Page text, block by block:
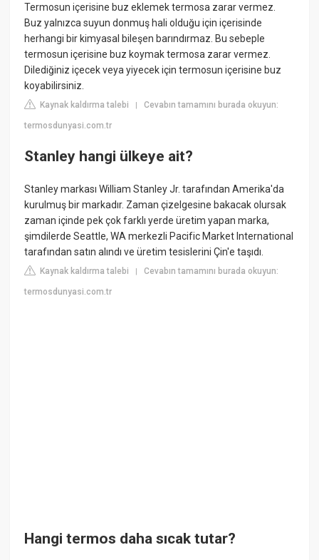
Termosun içerisine buz eklemek termosa zarar vermez.
Buz yalnızca suyun donmuş hali olduğu için içerisinde
herhangi bir kimyasal bileşen barındırmaz. Bu sebeple
termosun içerisine buz koymak termosa zarar vermez.
Dilediğiniz içecek veya yiyecek için termosun içerisine buz
koyabilirsiniz.
Kaynak kaldırma talebi |Cevabın tamamını burada okuyun:
termosdunyasi.com.tr
Stanley hangi ülkeye ait?
Stanley markası William Stanley Jr. tarafından Amerika'da
kurulmuş bir markadır. Zaman çizelgesine bakacak olursak
zaman içinde pek çok farklı yerde üretim yapan marka,
şimdilerde Seattle, WA merkezli Pacific Market International
tarafından satın alındı ve üretim tesislerini Çin'e taşıdı.
Kaynak kaldırma talebi |Cevabın tamamını burada okuyun:
termosdunyasi.com.tr
Hangi termos daha sıcak tutar?